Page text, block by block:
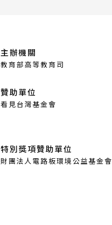
主辦機關
教育部高等教育司
贊助單位
看見台灣基金會
特別獎項贊助單位
財團法人電路板環境公益基金會